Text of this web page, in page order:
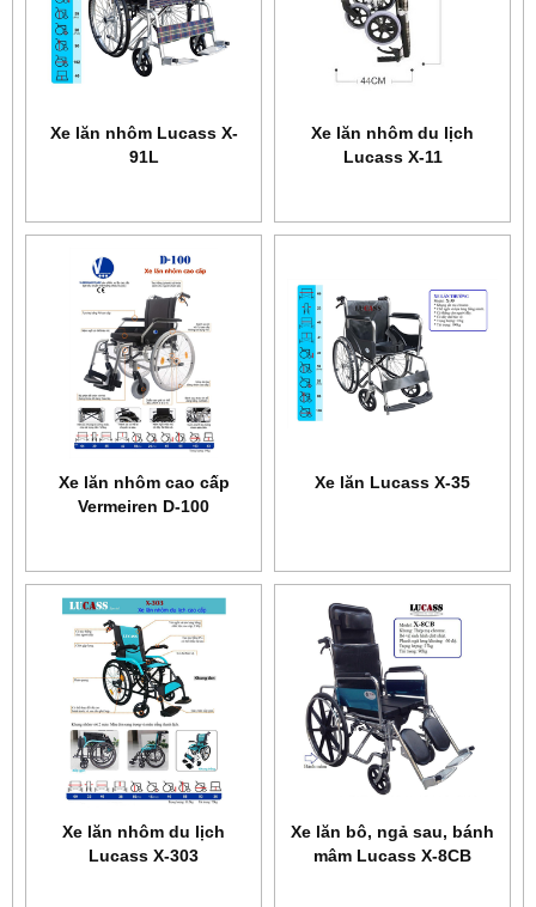
Xe lăn nhôm Lucass X-
91L
Xe lăn nhôm du lịch
Lucass X-11
Xe lăn nhôm cao cấp
Vermeiren D-100
Xe lăn Lucass X-35
Xe lăn nhôm du lịch
Lucass X-303
Xe lăn bô, ngả sau, bánh
mâm Lucass X-8CB